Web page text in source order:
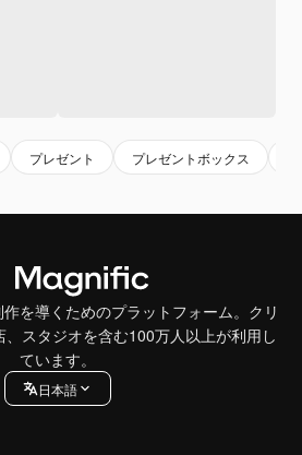
プレゼント プレゼントボックス
を導くためのプラットフォーム。クリ
スタジオを含む100万人以上が利用し
ています。
日本語